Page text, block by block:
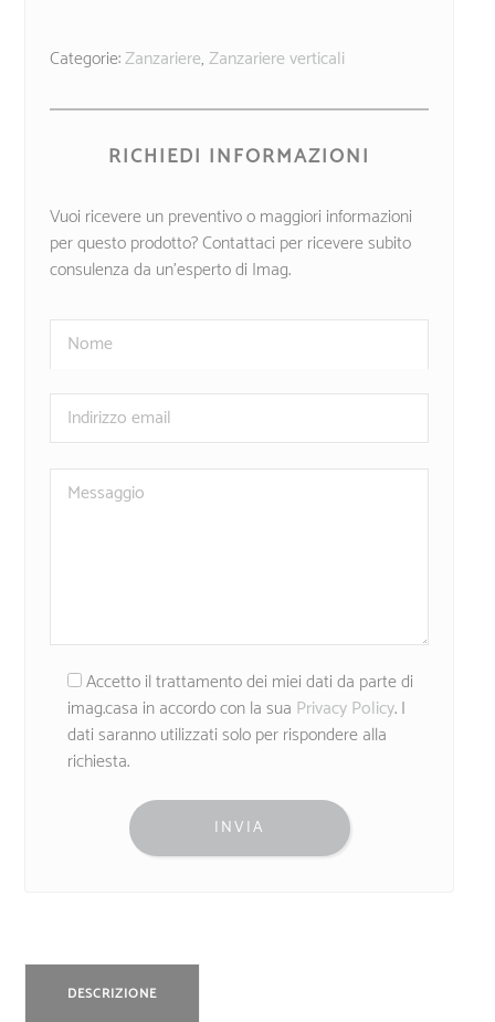
Categorie:Zanzariere,Zanzariere verticali
RICHIEDI INFORMAZIONI
Vuoi ricevere un preventivo o maggiori informazioni
per questo prodotto? Contattaci per ricevere subito
consulenza da un’esperto di Imag.
Accetto il trattamento dei miei dati da parte di
imag.casa in accordo con la sua Privacy Policy. I
dati saranno utilizzati solo per rispondere alla
richiesta.
DESCRIZIONE